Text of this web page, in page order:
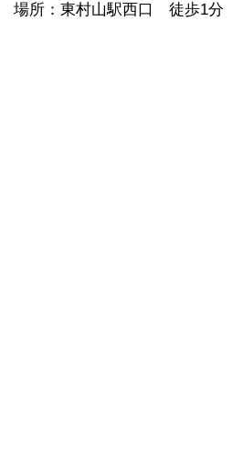
場所：東村山駅西口 徒歩1分